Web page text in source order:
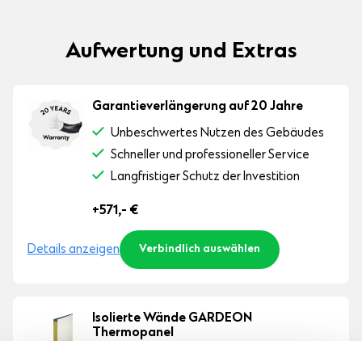
Aufwertung und Extras
Garantieverlängerung auf 20 Jahre
Unbeschwertes Nutzen des Gebäudes
Schneller und professioneller Service
Langfristiger Schutz der Investition
+571,- €
Details anzeigen Verbindlich auswählen
Isolierte Wände GARDEON
Thermopanel